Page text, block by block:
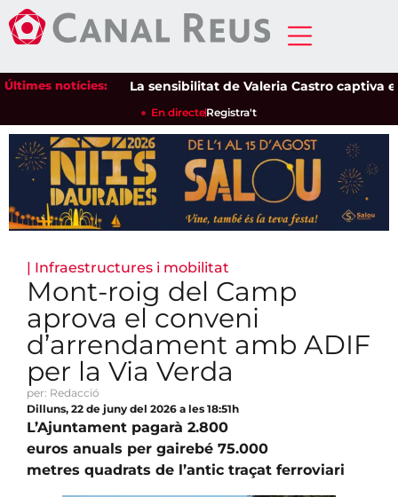
Últimes notícies:La sensibilitat de Valeria Castro captiva el
En directeRegistra't
| Infraestructures i mobilitat
Mont-roig del Camp
aprova el conveni
d’arrendament amb ADIF
per la Via Verda
per: Redacció
Dilluns, 22 de juny del 2026 a les 18:51h
L’Ajuntament pagarà 2.800
euros anuals per gairebé 75.000
metres quadrats de l’antic traçat ferroviari